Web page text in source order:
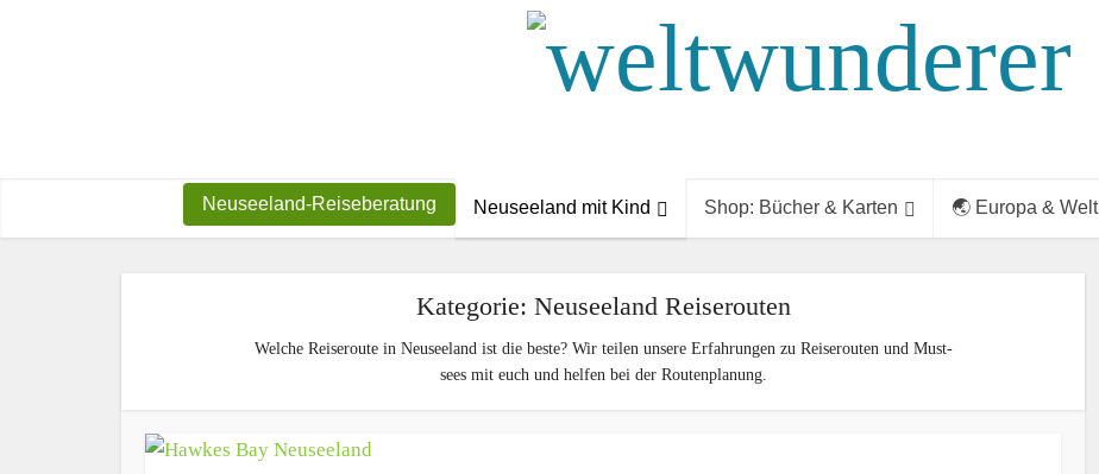
Neuseeland-Reiseberatung Neuseeland mit Kind Shop: Bücher & Karten 🌏 Europa & Welt
Kategorie: Neuseeland Reiserouten
Welche Reiseroute in Neuseeland ist die beste? Wir teilen unsere Erfahrungen zu Reiserouten und Must-
sees mit euch und helfen bei der Routenplanung.